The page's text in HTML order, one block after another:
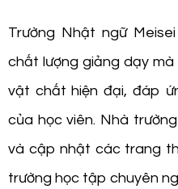
Trường Nhật ngữ
chất lượng giảng dạy
vật chất hiện đại, đáp
của học viên. Nhà
và cập nhật các trang
trường học tập chuyên